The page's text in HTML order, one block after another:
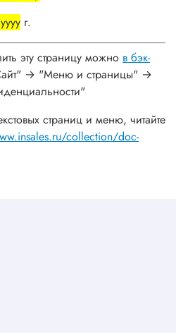
г.
эту страницу можно в бэк-
→ "Меню и страницы" →
страниц и меню, читайте
collection/doc-